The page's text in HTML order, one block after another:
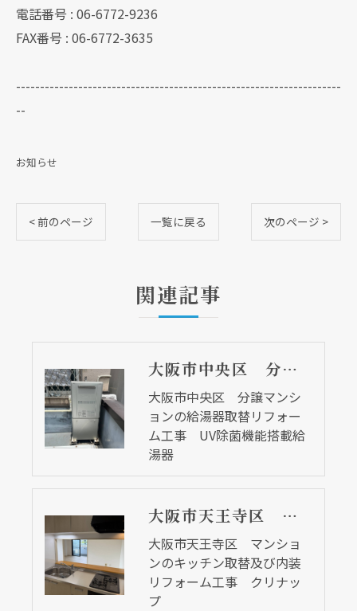
電話番号 : 06-6772-9236
FAX番号 : 06-6772-3635
--------------------------------------------------------------------
--
お知らせ
< 前のページ 一覧に戻る 次のページ >
関連記事
大阪市中央区 分譲マンションの給湯器取替リフォーム工事 UV除菌機能搭載給湯器
大阪市中央区 分譲マンシ
ョンの給湯器取替リフォー
ム工事 UV除菌機能搭載給
湯器
大阪市天王寺区 マンションのキッチン取替及び内装リフォーム工事 クリナップ
大阪市天王寺区 マンショ
ンのキッチン取替及び内装
リフォーム工事 クリナッ
プ